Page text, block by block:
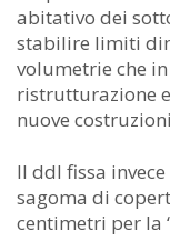
abitativo dei
stabilire limiti
volumetrie che
ristrutturazione
nuove
Il ddl fissa
sagoma di
centimetri per la